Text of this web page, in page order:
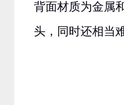
背面材质为金属
头，同时还相当